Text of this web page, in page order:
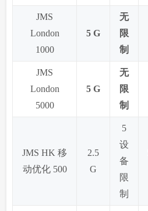
JMS
London
1000
5 G
无
限
制
JMS
London
5000
5 G
无
限
制
JMS HK 移
动优化 500
2.5
G
5
设
备
限
制